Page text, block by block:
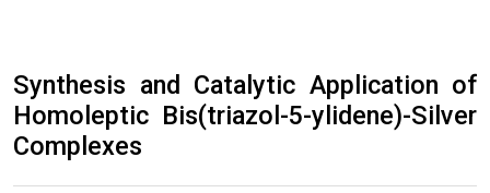
Synthesis and Catalytic Application of
Homoleptic Bis(triazol-5-ylidene)-Silver
Complexes